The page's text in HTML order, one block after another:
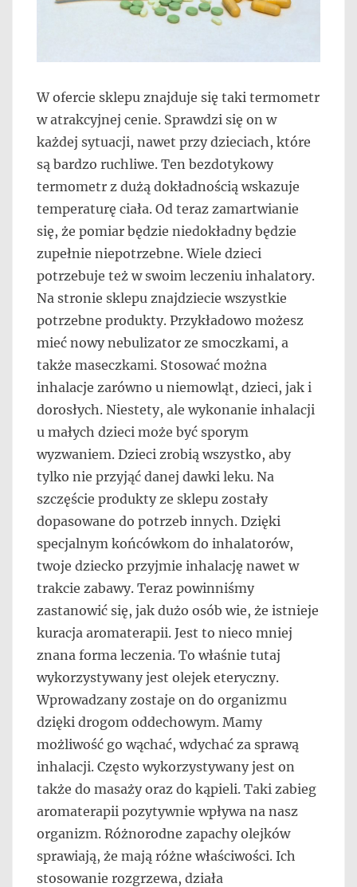
W ofercie sklepu znajduje się taki termometr
w atrakcyjnej cenie. Sprawdzi się on w
każdej sytuacji, nawet przy dzieciach, które
są bardzo ruchliwe. Ten bezdotykowy
termometr z dużą dokładnością wskazuje
temperaturę ciała. Od teraz zamartwianie
się, że pomiar będzie niedokładny będzie
zupełnie niepotrzebne. Wiele dzieci
potrzebuje też w swoim leczeniu inhalatory.
Na stronie sklepu znajdziecie wszystkie
potrzebne produkty. Przykładowo możesz
mieć nowy nebulizator ze smoczkami, a
także maseczkami. Stosować można
inhalacje zarówno u niemowląt, dzieci, jak i
dorosłych. Niestety, ale wykonanie inhalacji
u małych dzieci może być sporym
wyzwaniem. Dzieci zrobią wszystko, aby
tylko nie przyjąć danej dawki leku. Na
szczęście produkty ze sklepu zostały
dopasowane do potrzeb innych. Dzięki
specjalnym końcówkom do inhalatorów,
twoje dziecko przyjmie inhalację nawet w
trakcie zabawy. Teraz powinniśmy
zastanowić się, jak dużo osób wie, że istnieje
kuracja aromaterapii. Jest to nieco mniej
znana forma leczenia. To właśnie tutaj
wykorzystywany jest olejek eteryczny.
Wprowadzany zostaje on do organizmu
dzięki drogom oddechowym. Mamy
możliwość go wąchać, wdychać za sprawą
inhalacji. Często wykorzystywany jest on
także do masaży oraz do kąpieli. Taki zabieg
aromaterapii pozytywnie wpływa na nasz
organizm. Różnorodne zapachy olejków
sprawiają, że mają różne właściwości. Ich
stosowanie rozgrzewa, działa